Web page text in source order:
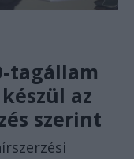
tagállam
az
szerint